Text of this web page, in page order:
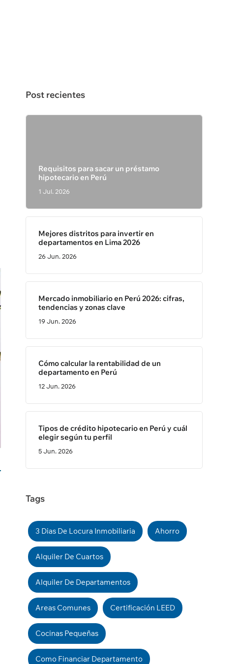
Post recientes
Requisitos para sacar un préstamo
hipotecario en Perú
1 Jul. 2026
Mejores distritos para invertir en
departamentos en Lima 2026
26 Jun. 2026
Mercado inmobiliario en Perú 2026: cifras,
tendencias y zonas clave
19 Jun. 2026
Cómo calcular la rentabilidad de un
departamento en Perú
12 Jun. 2026
Tipos de crédito hipotecario en Perú y cuál
elegir según tu perfil
5 Jun. 2026
Tags
3 Dias De Locura Inmobiliaria Ahorro
Alquiler De Cuartos
Alquiler De Departamentos
Areas Comunes Certificación LEED
Cocinas Pequeñas
Como Financiar Departamento